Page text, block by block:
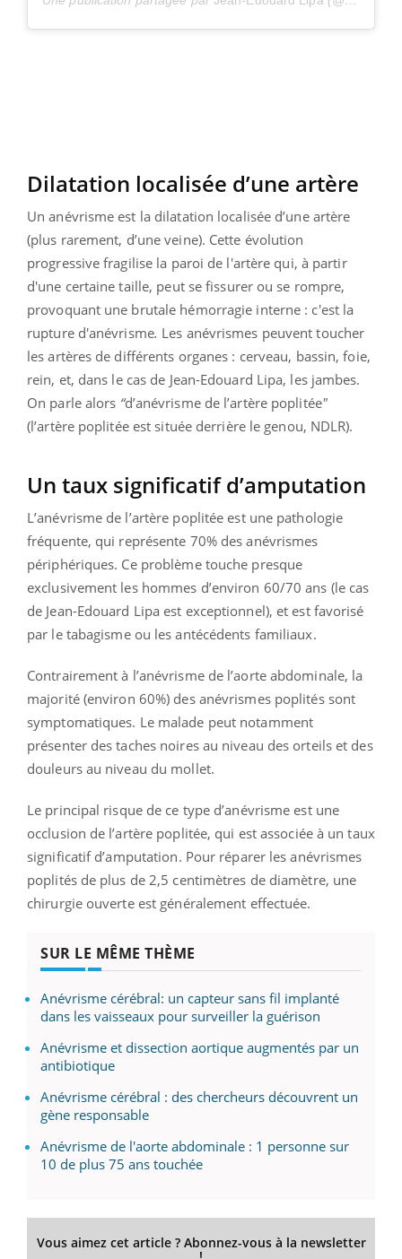
Dilatation localisée d’une artère
Un anévrisme est la dilatation localisée d’une artère
(plus rarement, d’une veine). Cette évolution
progressive fragilise la paroi de l'artère qui, à partir
d'une certaine taille, peut se fissurer ou se rompre,
provoquant une brutale hémorragie interne : c'est la
rupture d'anévrisme. Les anévrismes peuvent toucher
les artères de différents organes : cerveau, bassin, foie,
rein, et, dans le cas de Jean-Edouard Lipa, les jambes.
On parle alors “d’anévrisme de l’artère poplitée"
(l’artère poplitée est située derrière le genou, NDLR).
Un taux significatif d’amputation
L’anévrisme de l’artère poplitée est une pathologie
fréquente, qui représente 70% des anévrismes
périphériques. Ce problème touche presque
exclusivement les hommes d’environ 60/70 ans (le cas
de Jean-Edouard Lipa est exceptionnel), et est favorisé
par le tabagisme ou les antécédents familiaux.
Contrairement à l’anévrisme de l’aorte abdominale, la
majorité (environ 60%) des anévrismes poplités sont
symptomatiques. Le malade peut notamment
présenter des taches noires au niveau des orteils et des
douleurs au niveau du mollet.
Le principal risque de ce type d’anévrisme est une
occlusion de l’artère poplitée, qui est associée à un taux
significatif d’amputation. Pour réparer les anévrismes
poplités de plus de 2,5 centimètres de diamètre, une
chirurgie ouverte est généralement effectuée.
SUR LE MÊME THÈME
Anévrisme cérébral: un capteur sans fil implanté
dans les vaisseaux pour surveiller la guérison
Anévrisme et dissection aortique augmentés par un
antibiotique
Anévrisme cérébral : des chercheurs découvrent un
gène responsable
Anévrisme de l'aorte abdominale : 1 personne sur
10 de plus 75 ans touchée
Vous aimez cet article ? Abonnez-vous à la newsletter